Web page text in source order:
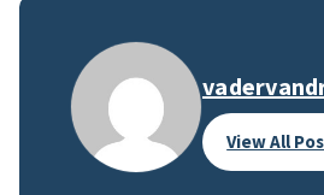
View All